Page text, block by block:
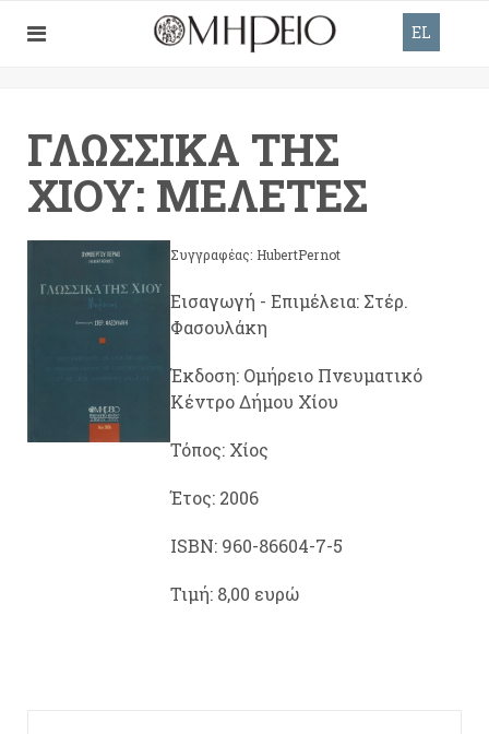
EL
ΓΛΩΣΣΙΚΆ ΤΗΣ
ΧΊΟΥ: ΜΕΛΈΤΕΣ
Συγγραφέας: HubertPernot
Εισαγωγή - Επιμέλεια: Στέρ.
Φασουλάκη
Έκδοση: Ομήρειο Πνευματικό
Κέντρο Δήμου Χίου
Τόπος: Χίος
Έτος: 2006
ISBN: 960-86604-7-5
Τιμή: 8,00 ευρώ